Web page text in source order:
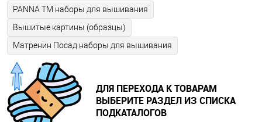
PANNA ТМ наборы для вышивания
Вышитые картины (образцы)
Матренин Посад наборы для вышивания
ДЛЯ ПЕРЕХОДА К ТОВАРАМ
ВЫБЕРИТЕ РАЗДЕЛ ИЗ СПИСКА
ПОДКАТАЛОГОВ